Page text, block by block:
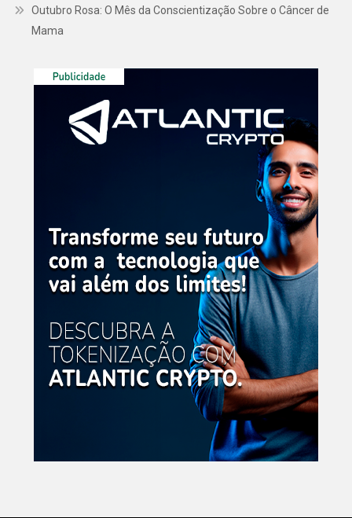
Outubro Rosa: O Mês da Conscientização Sobre o Câncer de
Mama